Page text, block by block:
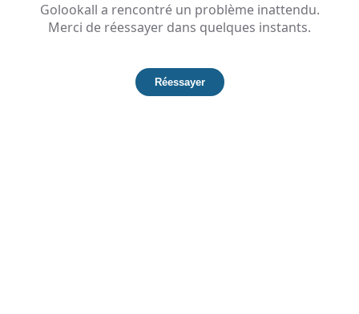
Golookall a rencontré un problème inattendu.
Merci de réessayer dans quelques instants.
Réessayer